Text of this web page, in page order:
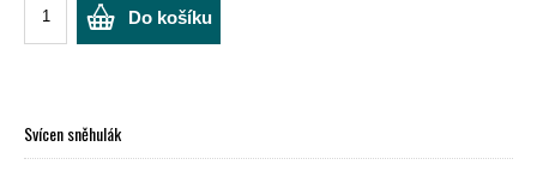
Do košíku
Svícen sněhulák